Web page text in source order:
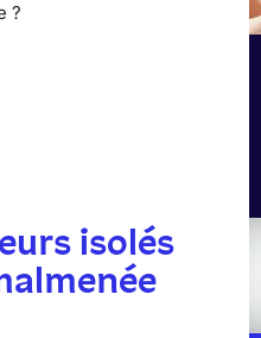
?
isolés